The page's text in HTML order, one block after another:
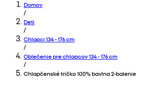
Domov
/
Deti
/
Chlapci 134 - 176 cm
/
Oblečenie pre chlapcov 134 - 176 cm
/
Chlapčenské tričko 100% bavlna 2-balenie